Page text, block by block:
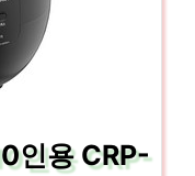
인용 CRP-